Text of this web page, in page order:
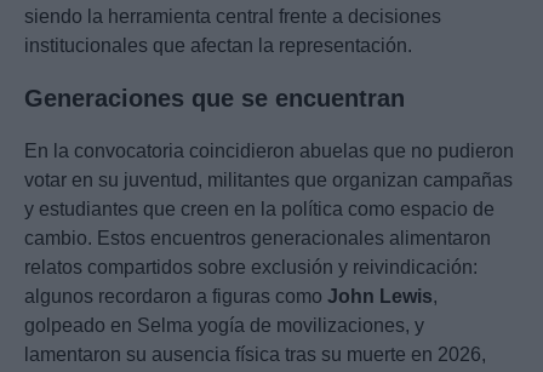
siendo la herramienta central frente a decisiones
institucionales que afectan la representación.
Generaciones que se encuentran
En la convocatoria coincidieron abuelas que no pudieron
votar en su juventud, militantes que organizan campañas
y estudiantes que creen en la política como espacio de
cambio. Estos encuentros generacionales alimentaron
relatos compartidos sobre exclusión y reivindicación:
algunos recordaron a figuras como John Lewis,
golpeado en Selma yogía de movilizaciones, y
lamentaron su ausencia física tras su muerte en 2026,